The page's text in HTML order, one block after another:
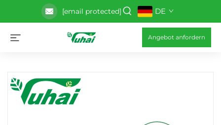
[email protected] DE
Angebot anfordern